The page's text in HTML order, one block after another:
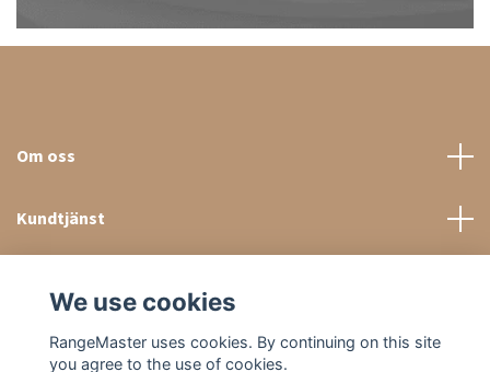
Om oss
Kundtjänst
We use cookies
RangeMaster uses cookies. By continuing on this site
you agree to the use of cookies.